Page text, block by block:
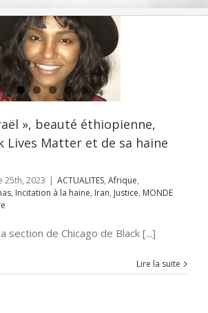
», beauté éthiopienne,
Lives Matter et de sa haine
25th, 2023 | ACTUALITES, Afrique,
, Incitation à la haine, Iran, Justice, MONDE
section de Chicago de Black [...]
Lire la suite